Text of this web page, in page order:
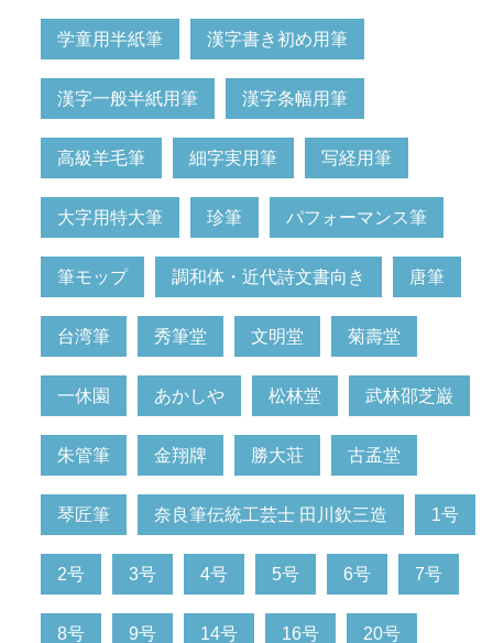
学童用半紙筆 漢字書き初め用筆
漢字一般半紙用筆 漢字条幅用筆
高級羊毛筆 細字実用筆 写経用筆
大字用特大筆 珍筆 パフォーマンス筆
筆モップ 調和体・近代詩文書向き 唐筆
台湾筆 秀筆堂 文明堂 菊壽堂
一休園 あかしや 松林堂 武林邵芝巌
朱管筆 金翔牌 勝大荘 古孟堂
琴匠筆 奈良筆伝統工芸士 田川欽三造 1号
2号 3号 4号 5号 6号 7号
8号 9号 14号 16号 20号